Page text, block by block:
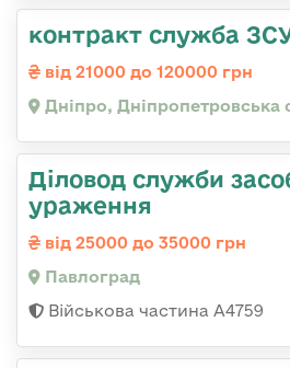
контракт служба
від 21000 до 120000 грн
Дніпро, Дніпропетровська
Діловод служби
ураження
від 25000 до 35000 грн
Павлоград
Військова частина А4759